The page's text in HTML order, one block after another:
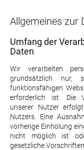
Allgemeines zur
Umfang der
Daten
Wir verarbeiten
grundsätzlich nur,
funktionsfähigen
erforderlich ist. Die
unserer Nutzer
Nutzers. Eine
vorherige Einholung
nicht möglich ist
gesetzliche